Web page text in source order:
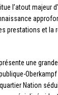
l’atout majeur
prestations et la
une
Nation